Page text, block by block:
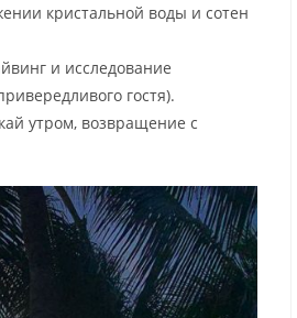
кристальной воды и сотен
и исследование
гостя).
утром, возвращение с